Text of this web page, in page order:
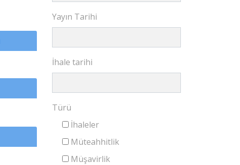
Yayın Tarihi
İhale tarihi
Türü
İhaleler
Müteahhitlik
Müşavirlik